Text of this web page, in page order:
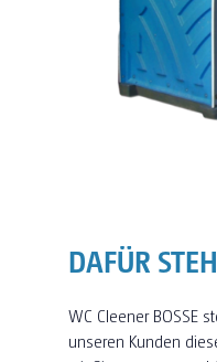
DAFÜR
WC Cleener BOSSE
unseren Kunden